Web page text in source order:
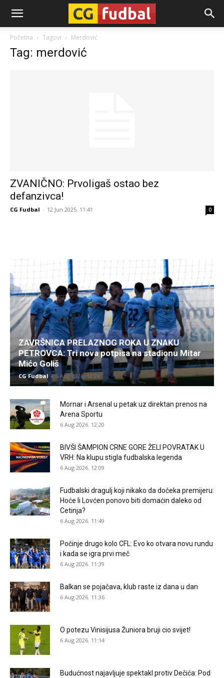
CG-
Fudbal
Početna Tagovi Merdović
Tag: merdović
ZVANIČNO: Prvoligaš ostao bez
defanzivca!
CG Fudbal - 12 Jun 2025. 11:41 0
ZAVRŠNICA PRELAZNOG ROKA U ZNAKU
PETROVCA: Tri nova potpisa na stadionu Mitar
Mićo Goliš
CG Fudbal - 6 Aug 2026. 12:26
Mornar i Arsenal u petak uz direktan prenos na
Arena Sportu
6 Aug 2026. 12:20
BIVŠI ŠAMPION CRNE GORE ŽELI POVRATAK U
VRH: Na klupu stigla fudbalska legenda
6 Aug 2026. 12:09
Fudbalski dragulj koji nikako da dočeka premijeru:
Hoće li Lovćen ponovo biti domaćin daleko od
Cetinja?
6 Aug 2026. 11:49
Počinje drugo kolo CFL: Evo ko otvara novu rundu
i kada se igra prvi meč
6 Aug 2026. 11:39
Balkan se pojačava, klub raste iz dana u dan
6 Aug 2026. 11:36
O potezu Vinisijusa Žuniora bruji cio svijet!
6 Aug 2026. 11:14
Budućnost najavljuje spektakl protiv Dečića: Pod